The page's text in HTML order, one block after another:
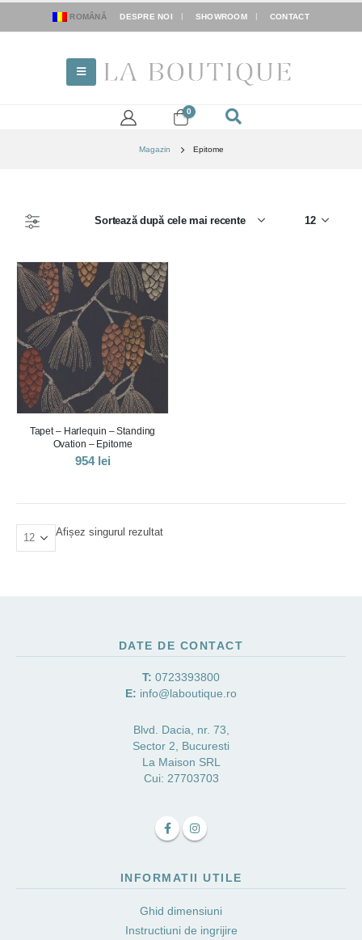
ROMÂNĂ DESPRE NOI SHOWROOM CONTACT
0
Magazin Epitome
Tapet – Harlequin – Standing
Ovation – Epitome
954 lei
Afișez singurul rezultat
DATE DE CONTACT
T: 0723393800
E: info@laboutique.ro
Blvd. Dacia, nr. 73,
Sector 2, Bucuresti
La Maison SRL
Cui: 27703703
INFORMATII UTILE
Ghid dimensiuni
Instructiuni de ingrijire